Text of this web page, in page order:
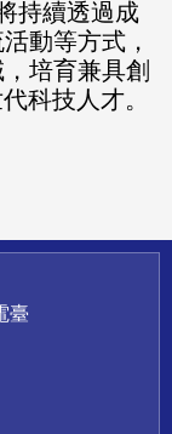
持續透過成
動等方式，
培育兼具創
科技人才。
臺